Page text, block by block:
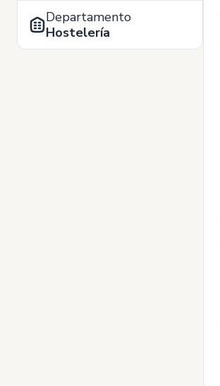
Departamento
Hostelería